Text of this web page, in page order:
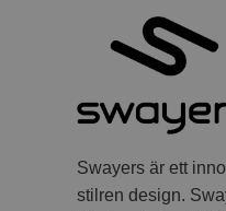
Swayers är ett
stilren design.